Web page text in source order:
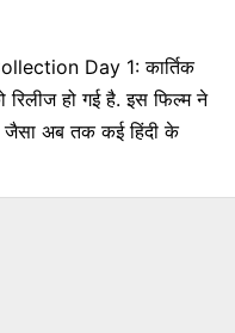
Day 1: कार्तिक
हो गई है. इस फिल्म ने
जैसा अब तक कई हिंदी के